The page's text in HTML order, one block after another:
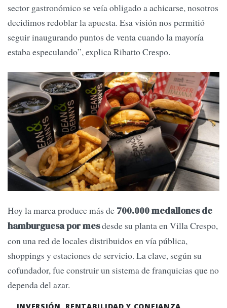
sector gastronómico se veía obligado a achicarse, nosotros
decidimos redoblar la apuesta. Esa visión nos permitió
seguir inaugurando puntos de venta cuando la mayoría
estaba especulando”, explica Ribatto Crespo.
Hoy la marca produce más de 700.000 medallones de
hamburguesa por mesdesde su planta en Villa Crespo,
con una red de locales distribuidos en vía pública,
shoppings y estaciones de servicio. La clave, según su
cofundador, fue construir un sistema de franquicias que no
dependa del azar.